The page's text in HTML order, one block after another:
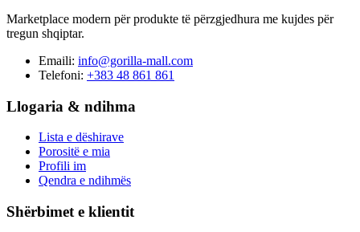
Marketplace modern për produkte të përzgjedhura me kujdes për
tregun shqiptar.
Emaili: info@gorilla-mall.com
Telefoni: +383 48 861 861
Llogaria & ndihma
Lista e dëshirave
Porositë e mia
Profili im
Qendra e ndihmës
Shërbimet e klientit